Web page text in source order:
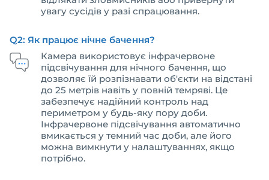
увагу сусідів у разі спрацювання.
Q2: Як працює нічне бачення?
Камера використовує інфрачервоне
підсвічування для нічного бачення, що
дозволяє їй розпізнавати об'єкти на відстані
до 25 метрів навіть у повній темряві. Це
забезпечує надійний контроль над
периметром у будь-яку пору доби.
Інфрачервоне підсвічування автоматично
вмикається у темний час доби, але його
можна вимкнути у налаштуваннях, якщо
потрібно.